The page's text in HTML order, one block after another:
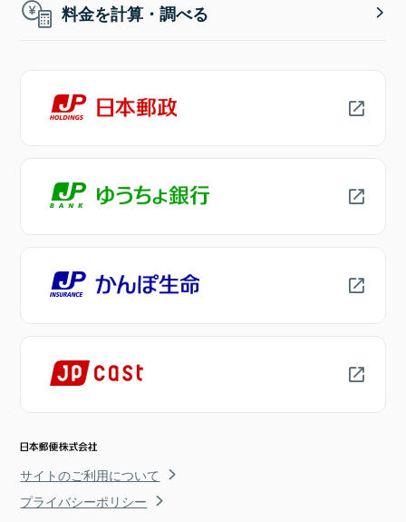
料金を計算・調べる
サイトのご利用について
プライバシーポリシー